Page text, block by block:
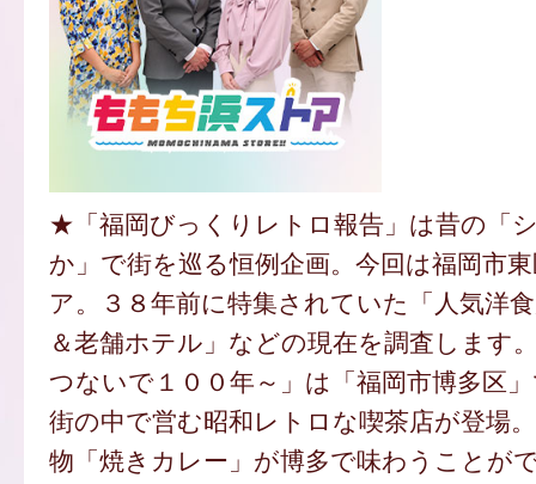
★「福岡びっくりレトロ報告」は昔の「
か」で街を巡る恒例企画。今回は福岡市
ア。３８年前に特集されていた「人気洋
＆老舗ホテル」などの現在を調査します
つないで１００年～」は「福岡市博多区
街の中で営む昭和レトロな喫茶店が登場
物「焼きカレー」が博多で味わうことが